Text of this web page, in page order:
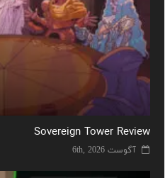
Sovereign Tower Review
آگوست 6th, 2026